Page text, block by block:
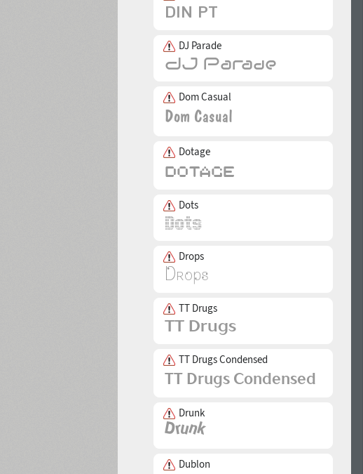
DJ Parade
Dom Casual
Dotage
Dots
Drops
TT Drugs
TT Drugs Condensed
Drunk
Dublon